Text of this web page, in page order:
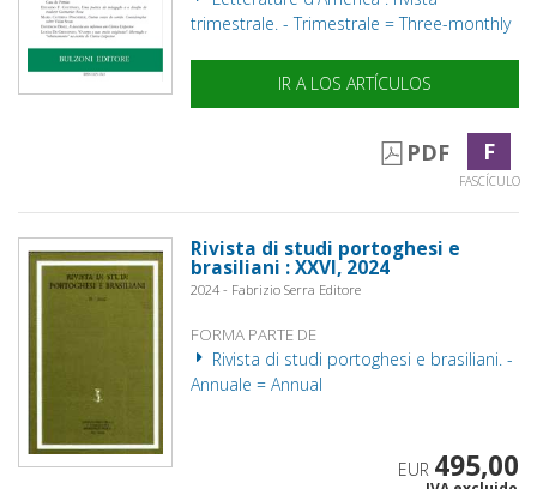
trimestrale. - Trimestrale = Three-monthly
IR A LOS ARTÍCULOS
PDF F
FASCÍCULO
Rivista di studi portoghesi e
brasiliani : XXVI, 2024
2024 - Fabrizio Serra Editore
FORMA PARTE DE
Rivista di studi portoghesi e brasiliani. -
Annuale = Annual
EUR 495,00